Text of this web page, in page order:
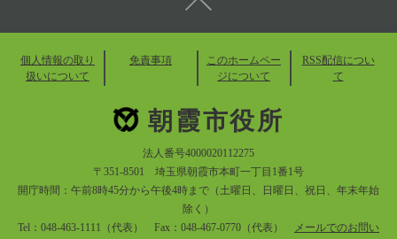
個人情報の取り
扱いについて
免責事項
このホームペー
ジについて
RSS配信につい
て
朝霞市役所
法人番号4000020112275
〒351-8501 埼玉県朝霞市本町一丁目1番1号
開庁時間：午前8時45分から午後4時まで（土曜日、日曜日、祝日、年末年始
除く）
Tel：048-463-1111（代表） Fax：048-467-0770（代表）
メールでのお問い